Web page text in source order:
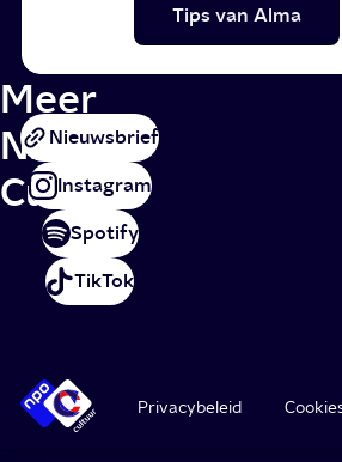
Tips van Alma
Meer
NPO
Cultuur
Nieuwsbrief
Instagram
Spotify
TikTok
Privacybeleid